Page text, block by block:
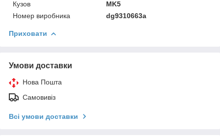
Кузов
MK5
Номер виробника
dg9310663a
Приховати
Умови доставки
Нова Пошта
Самовивіз
Всі умови доставки